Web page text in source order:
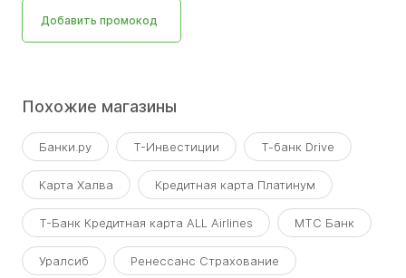
Добавить промокод
Похожие магазины
Банки.ру Т-Инвестиции Т-банк Drive
Карта Халва Кредитная карта Платинум
Т-Банк Кредитная карта ALL Airlines МТС Банк
Уралсиб Ренессанс Страхование